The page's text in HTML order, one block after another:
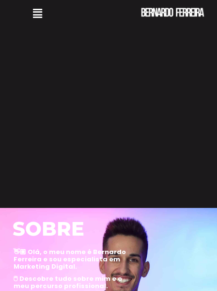
SOBRE
👋🏼 Olá, o meu nome é Bernardo
Ferreira e sou especialista em
Marketing Digital.
🖱️ Descobre tudo sobre mim e o
meu percurso profissional.